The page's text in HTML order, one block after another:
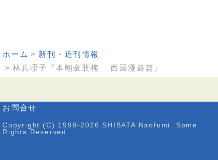
ホーム
新刊・近刊情報
林真理子『本朝金瓶梅 西国漫遊篇』
お問合せ
Copyright (C) 1998-2026 SHIBATA Naofumi. Some
Rights Reserved.